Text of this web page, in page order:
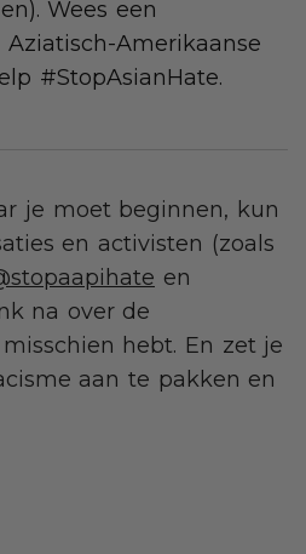
Wees een
Amerikaanse
#StopAsianHate.
je moet beginnen, kun
en activisten (zoals
en
na over de
hebt. En zet je
aan te pakken en